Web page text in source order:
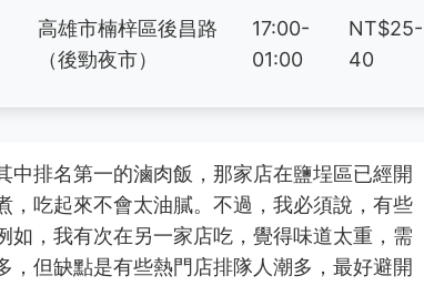
高雄市楠梓區後昌路
（後勁夜市）
17:00-
01:00
NT$25-
40
排名第一的滷肉飯，那家店在鹽埕區已經開
，吃起來不會太油膩。不過，我必須說，有些
如，我有次在另一家店吃，覺得味道太重，需
但缺點是有些熱門店排隊人潮多，最好避開